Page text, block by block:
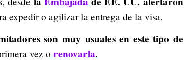
expedir o agilizar la entrega de la visa.
son muy usuales en este tipo de
vez o renovarla.